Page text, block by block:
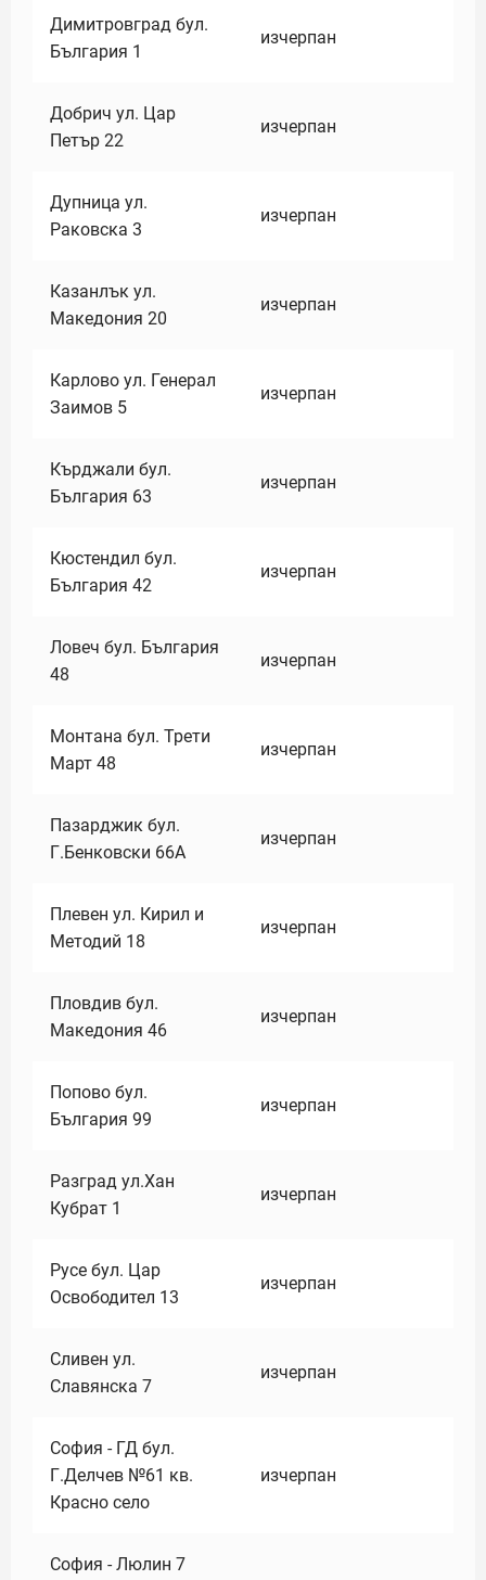
Димитровград бул.
България 1
изчерпан
Добрич ул. Цар
Петър 22
изчерпан
Дупница ул.
Раковска 3
изчерпан
Казанлък ул.
Македония 20
изчерпан
Карлово ул. Генерал
Заимов 5
изчерпан
Кърджали бул.
България 63
изчерпан
Кюстендил бул.
България 42
изчерпан
Ловеч бул. България
48
изчерпан
Монтана бул. Трети
Март 48
изчерпан
Пазарджик бул.
Г.Бенковски 66А
изчерпан
Плевен ул. Кирил и
Методий 18
изчерпан
Пловдив бул.
Македония 46
изчерпан
Попово бул.
България 99
изчерпан
Разград ул.Хан
Кубрат 1
изчерпан
Русе бул. Цар
Освободител 13
изчерпан
Сливен ул.
Славянска 7
изчерпан
София - ГД бул.
Г.Делчев №61 кв.
Красно село
изчерпан
София - Люлин 7